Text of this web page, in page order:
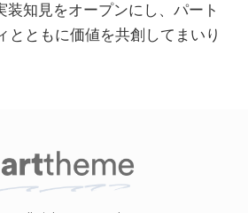
装知見をオープンにし、パート
とともに価値を共創してまいり